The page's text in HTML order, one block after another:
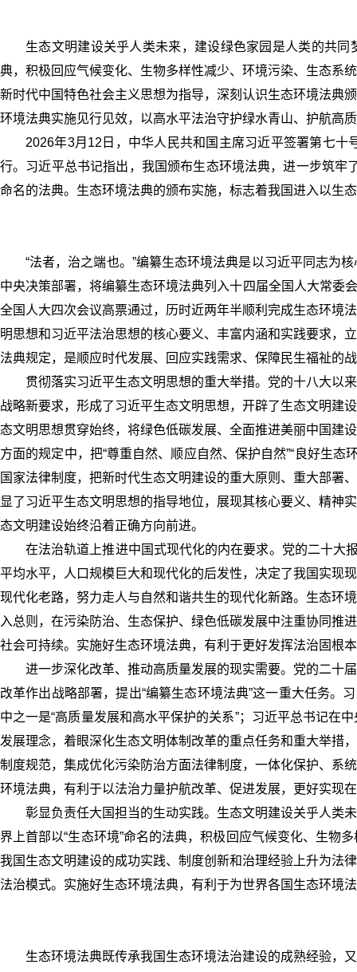
生态文明建设关乎人类未来，建设绿色家园是人类的共
典，积极回应气候变化、生物多样性减少、环境污染、生态系
新时代中国特色社会主义思想为指导，深刻认识生态环境法典
环境法典实施见行见效，以高水平法治守护绿水青山、护航高
2026年3月12日，中华人民共和国主席习近平签署第七
行。习近平总书记指出，我国颁布生态环境法典，进一步筑牢
命名的法典。生态环境法典的颁布实施，标志着我国进入以生
“法者，治之端也。”编纂生态环境法典是以习近平同志为
中央决策部署，将编纂生态环境法典列入十四届全国人大常委
全国人大四次会议高票通过，历时近两年半顺利完成生态环境
明思想和习近平法治思想的核心要义、丰富内涵和实践要求，
法典规定，是顺应时代发展、回应实践需求、保障民生福祉的
贯彻落实习近平生态文明思想的重大举措。党的十八大以
战略新要求，形成了习近平生态文明思想，开辟了生态文明建
态文明思想贯穿始终，将绿色低碳发展、全面推进美丽中国建
方面的规定中，把“尊重自然、顺应自然、保护自然”“良好生
国家法律制度，把新时代生态文明建设的重大原则、重大部署
显了习近平生态文明思想的指导地位，展现其核心要义、精神
态文明建设始终沿着正确方向前进。
在法治轨道上推进中国式现代化的内在要求。党的二十大
平均水平，人口规模巨大和现代化的后发性，决定了我国实现
现代化老路，努力走人与自然和谐共生的现代化新路。生态环
入总则，在污染防治、生态保护、绿色低碳发展中注重协同推
社会可持续。实施好生态环境法典，有利于更好发挥法治固根
进一步深化改革、推动高质量发展的现实需要。党的二十
改革作出战略部署，提出“编纂生态环境法典”这一重大任务。
中之一是“高质量发展和高水平保护的关系”；习近平总书记在
发展理念，着眼深化生态文明体制改革的重点任务和重大举措
制度规范，集成优化污染防治方面法律制度，一体化保护、系
环境法典，有利于以法治力量护航改革、促进发展，更好实现
彰显负责任大国担当的生动实践。生态文明建设关乎人类
界上首部以“生态环境”命名的法典，积极回应气候变化、生物
我国生态文明建设的成功实践、制度创新和治理经验上升为法
法治模式。实施好生态环境法典，有利于为世界各国生态环境
生态环境法典既传承我国生态环境法治建设的成熟经验，